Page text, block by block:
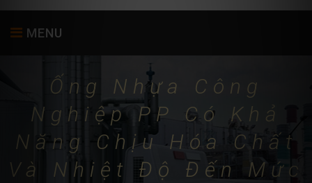
MENU
GIỚI THIỆU SẢN PHẨM
Ống Nhựa Công
Nghiệp PP Có Khả
Năng Chịu Hóa Chất
Và Nhiệt Độ Đến Mức